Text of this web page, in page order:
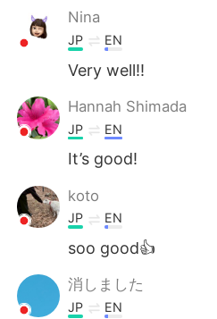
Italiano
Tiếng Việt
Nina
JP EN
Very well!!
Hannah Shimada
JP EN
It’s good!
koto
JP EN
soo good👍
消しました
JP EN